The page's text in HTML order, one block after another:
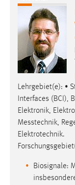
Lehrgebiet(e): •
Interfaces (BCI),
Elektronik,
Messtechnik,
Elektrotechnik.
Biosignale: